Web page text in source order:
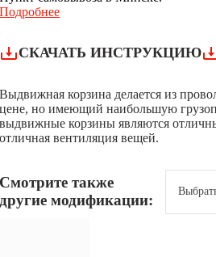
Подробнее
СКАЧАТЬ ИНСТРУКЦИЮ
Выдвижная корзина делается из
цене, но имеющий наибольшую
выдвижные корзины являются
отличная вентиляция вещей.
Смотрите также
другие модификации: